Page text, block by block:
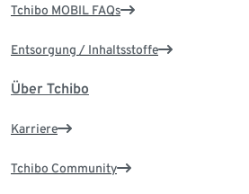
Tchibo MOBIL FAQs
Entsorgung / Inhaltsstoffe
Über Tchibo
Karriere
Tchibo Community